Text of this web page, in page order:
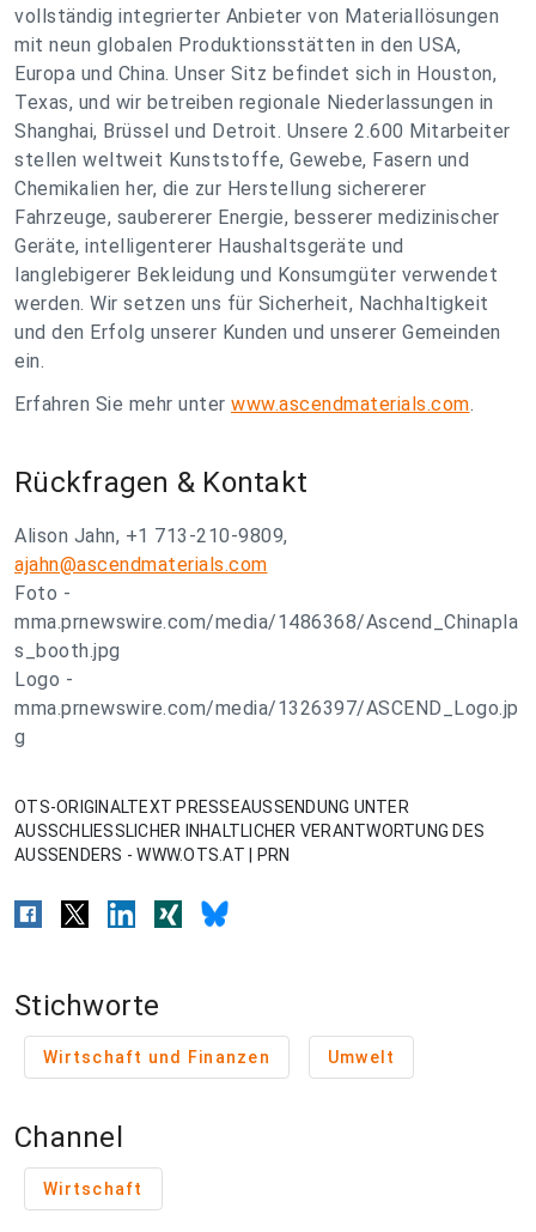
vollständig integrierter Anbieter von Materiallösungen
mit neun globalen Produktionsstätten in den USA,
Europa und China. Unser Sitz befindet sich in Houston,
Texas, und wir betreiben regionale Niederlassungen in
Shanghai, Brüssel und Detroit. Unsere 2.600 Mitarbeiter
stellen weltweit Kunststoffe, Gewebe, Fasern und
Chemikalien her, die zur Herstellung sichererer
Fahrzeuge, saubererer Energie, besserer medizinischer
Geräte, intelligenterer Haushaltsgeräte und
langlebigerer Bekleidung und Konsumgüter verwendet
werden. Wir setzen uns für Sicherheit, Nachhaltigkeit
und den Erfolg unserer Kunden und unserer Gemeinden
ein.
Erfahren Sie mehr unter www.ascendmaterials.com.
Rückfragen & Kontakt
Alison Jahn, +1 713-210-9809,
ajahn@ascendmaterials.com
Foto -
mma.prnewswire.com/media/1486368/Ascend_Chinapla
s_booth.jpg
Logo -
mma.prnewswire.com/media/1326397/ASCEND_Logo.jp
g
OTS-ORIGINALTEXT PRESSEAUSSENDUNG UNTER
AUSSCHLIESSLICHER INHALTLICHER VERANTWORTUNG DES
AUSSENDERS - WWW.OTS.AT | PRN
Stichworte
Wirtschaft und Finanzen Umwelt
Channel
Wirtschaft